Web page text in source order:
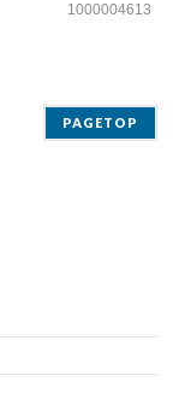
1000004613
PAGETOP